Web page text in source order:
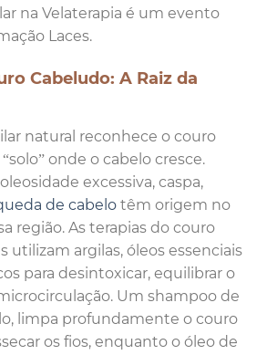
na Velaterapia é um evento
Laces.
Cabeludo: A Raiz da
natural reconhece o couro
onde o cabelo cresce.
excessiva, caspa,
de cabelo têm origem no
região. As terapias do couro
utilizam argilas, óleos essenciais
para desintoxicar, equilibrar o
Um shampoo de
limpa profundamente o couro
os fios, enquanto o óleo de